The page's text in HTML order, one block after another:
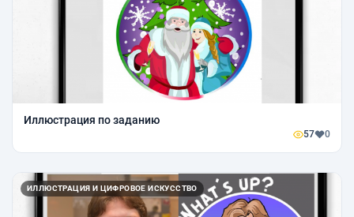
Иллюстрация по заданию
57 0
ИЛЛЮСТРАЦИЯ И ЦИФРОВОЕ ИСКУССТВО